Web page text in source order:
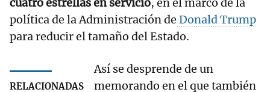
cuatro estrellas en servicio, en el marco de la
política de la Administración de Donald Trump
para reducir el tamaño del Estado.
RELACIONADAS
Así se desprende de un
memorando en el que también